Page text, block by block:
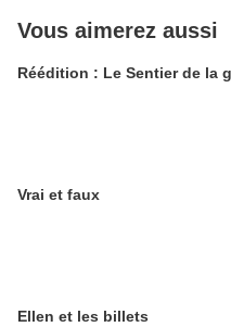
Vous aimerez aussi
Réédition : Le Sentier de la
Vrai et faux
Ellen et les billets